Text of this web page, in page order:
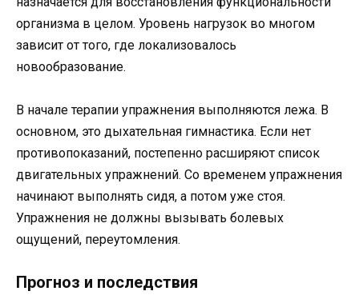
организма в целом. Уровень нагрузок во многом
зависит от того, где локализовалось
новообразование.
В начале терапии упражнения выполняются лежа. В
основном, это дыхательная гимнастика. Если нет
противопоказаний, постепенно расширяют список
двигательных упражнений. Со временем упражнения
начинают выполнять сидя, а потом уже стоя.
Упражнения не должны вызывать болевых
ощущений, переутомления.
Прогноз и последствия